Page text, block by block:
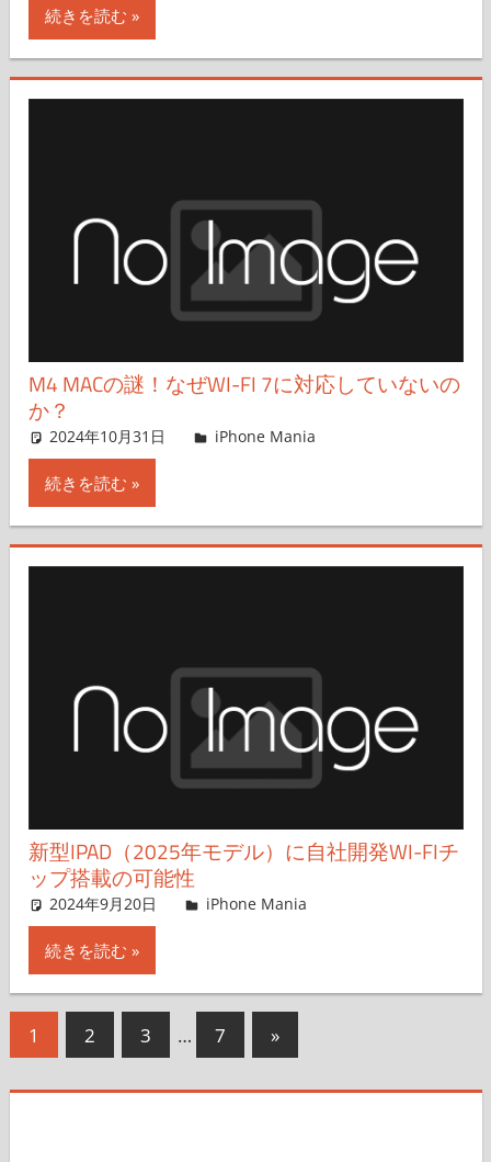
続きを読む
M4 MACの謎！なぜWI-FI 7に対応していないの
か？
2024年10月31日 lexi
iPhone Mania
続きを読む
新型IPAD（2025年モデル）に自社開発WI-FIチ
ップ搭載の可能性
2024年9月20日 FT729
iPhone Mania
続きを読む
投
1 2 3 … 7
次
の
記
»